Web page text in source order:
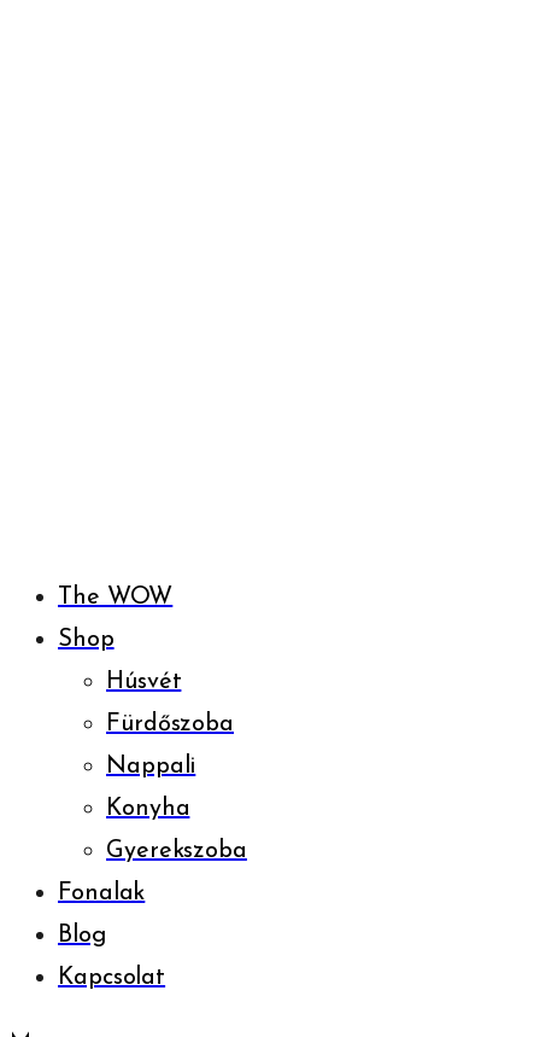
The WOW
Shop
Húsvét
Fürdőszoba
Nappali
Konyha
Gyerekszoba
Fonalak
Blog
Kapcsolat